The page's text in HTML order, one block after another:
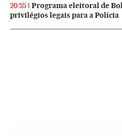
20:55
Programa eleitoral de
privilégios legais para a Polícia